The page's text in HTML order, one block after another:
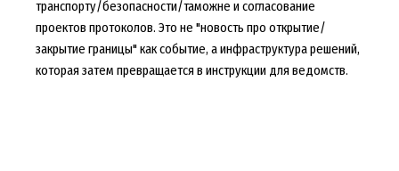
транспорту/безопасности/таможне и согласование
проектов протоколов. Это не "новость про открытие/
закрытие границы" как событие, а инфраструктура решений,
которая затем превращается в инструкции для ведомств.